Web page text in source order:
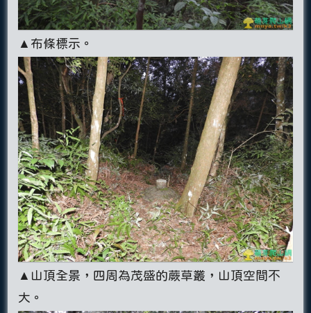
▲布條標示。
▲山頂全景，四周為茂盛的蕨草叢，山頂空間不
大。